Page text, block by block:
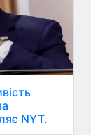
NYT.